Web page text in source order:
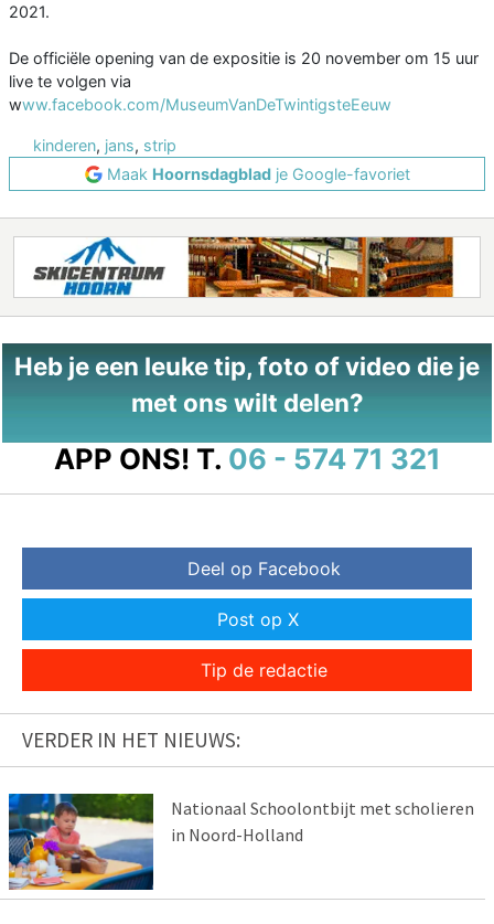
2021.
De officiële opening van de expositie is 20 november om 15 uur
live te volgen via
www.facebook.com/MuseumVanDeTwintigsteEeuw
kinderen, jans, strip
Maak Hoornsdagbladje Google-favoriet
Heb je een leuke tip, foto of video die je
met ons wilt delen?
APP ONS! T. 06 - 574 71 321
Deel op Facebook
Post op X
Tip de redactie
VERDER IN HET NIEUWS:
Nationaal Schoolontbijt met scholieren
in Noord-Holland